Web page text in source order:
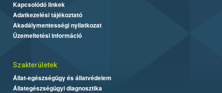
Kapcsolódó linkek
Adatkezelési tájékoztató
Akadálymentességi nyilatkozat
Üzemeltetési információ
Szakterületek
Állat-egészségügy és állatvédelem
Állategészségügyi diagnosztika